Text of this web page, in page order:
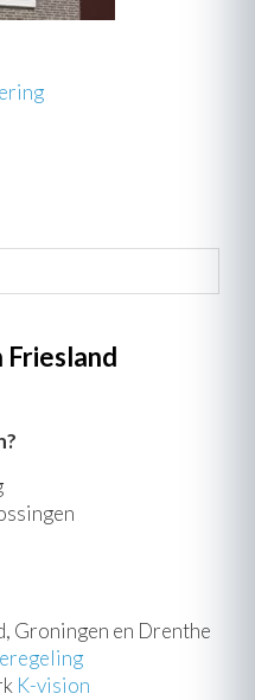
Friesland
Groningen en Drenthe
K-vision